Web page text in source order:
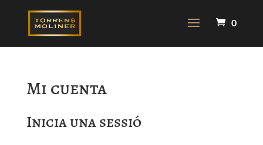
0
Mi cuenta
Inicia una sessió